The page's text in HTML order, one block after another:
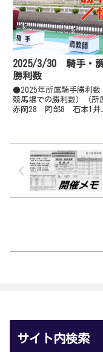
2025/3/30 騎手・
勝利数
●2025年所属騎手勝利数
競馬場での勝利数）（所
赤岡28 阿部8 石本1
岡2...
サイト内検索